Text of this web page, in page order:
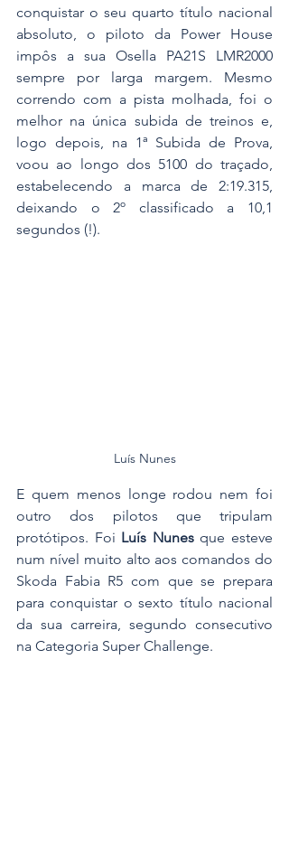
conquistar o seu quarto título nacional
absoluto, o piloto da Power House
impôs a sua Osella PA21S LMR2000
sempre por larga margem. Mesmo
correndo com a pista molhada, foi o
melhor na única subida de treinos e,
logo depois, na 1ª Subida de Prova,
voou ao longo dos 5100 do traçado,
estabelecendo a marca de 2:19.315,
deixando o 2º classificado a 10,1
segundos (!).
Luís Nunes
E quem menos longe rodou nem foi
outro dos pilotos que tripulam
protótipos. Foi Luís Nunes que esteve
num nível muito alto aos comandos do
Skoda Fabia R5 com que se prepara
para conquistar o sexto título nacional
da sua carreira, segundo consecutivo
na Categoria Super Challenge.